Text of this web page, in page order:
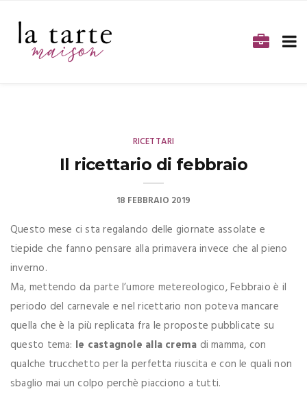
RICETTARI
Il ricettario di febbraio
18 FEBBRAIO 2019
Questo mese ci sta regalando delle giornate assolate e
tiepide che fanno pensare alla primavera invece che al pieno
inverno.
Ma, mettendo da parte l’umore metereologico, Febbraio è il
periodo del carnevale e nel ricettario non poteva mancare
quella che è la più replicata fra le proposte pubblicate su
questo tema: le castagnole alla crema di mamma, con
qualche trucchetto per la perfetta riuscita e con le quali non
sbaglio mai un colpo perchè piacciono a tutti.